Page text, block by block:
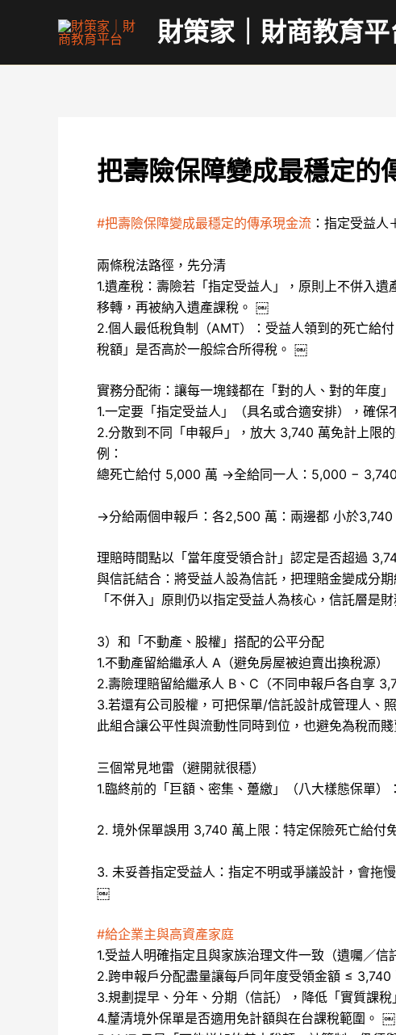
財策家｜財商教育平
把壽險保障變成最穩定的
#把壽險保障變成最穩定的傳承現金流 ：指定受益
兩條稅法路徑，先分清
1.遺產稅：壽險若「指定受益人」，原則上不併入
移轉，再被納入遺產課稅。 ￼
2.個人最低稅負制（AMT）：受益人領到的死亡給
稅額」是否高於一般綜合所得稅。 ￼
實務分配術：讓每一塊錢都在「對的人、對的年度」
1.一定要「指定受益人」（具名或合適安排），確
2.分散到不同「申報戶」，放大 3,740 萬免計上限的
例：
總死亡給付 5,000 萬 →全給同一人：5,000 −
→分給兩個申報戶：各2,500 萬：兩邊都 小於
理賠時間點以「當年度受領合計」認定是否超過
與信託結合：將受益人設為信託，把理賠金變成分
「不併入」原則仍以指定受益人為核心，信託層是財
3）和「不動產、股權」搭配的公平分配
1.不動產留給繼承人 A（避免房屋被迫賣出換稅源）
2.壽險理賠留給繼承人 B、C（不同申報戶各自享
3.若還有公司股權，可把保單/信託設計成管理人、
此組合讓公平性與流動性同時到位，也避免為稅
三個常見地雷（避開就很穩）
1.臨終前的「巨額、密集、躉繳」（八大樣態保單
2. 境外保單誤用 3,740 萬上限：特定保險死亡給
3. 未妥善指定受益人：指定不明或爭議設計，會拖
￼
#給企業主與高資產家庭
1.受益人明確指定且與家族治理文件一致（遺囑／
2.跨申報戶分配盡量讓每戶同年度受領金額 ≤
3.規劃提早、分年、分期（信託），降低「實質課
4.釐清境外保單是否適用免計額與在台課稅範圍。 ￼